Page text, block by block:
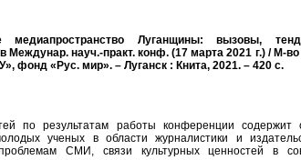
медиапространство Луганщины: вызовы,
Междунар. науч.-практ. конф. (17 марта 2021 г.) / М-
фонд «Рус. мир». – Луганск : Книта, 2021. – 420 с.
по результатам работы конференции содержит
ученых в области журналистики и
СМИ, связи культурных ценностей в